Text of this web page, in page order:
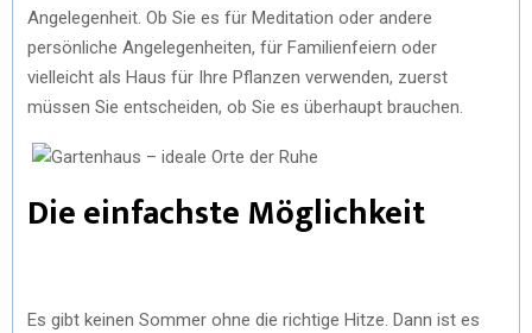
Angelegenheit. Ob Sie es für Meditation oder andere
persönliche Angelegenheiten, für Familienfeiern oder
vielleicht als Haus für Ihre Pflanzen verwenden, zuerst
müssen Sie entscheiden, ob Sie es überhaupt brauchen.
Die einfachste Möglichkeit
Es gibt keinen Sommer ohne die richtige Hitze. Dann ist es